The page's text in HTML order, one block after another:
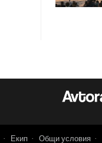
Екип Общи условия